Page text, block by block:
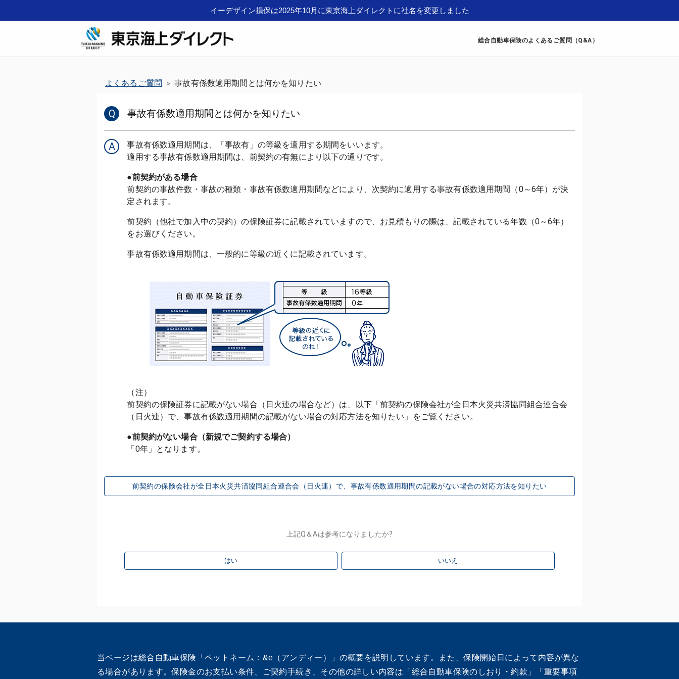
イーデザイン損保は2025年10月に東京海上ダイレクトに社名を変更しました
総合自動車保険のよくあるご質問（Q&A）
よくあるご質問 > 事故有係数適用期間とは何かを知りたい
Q 事故有係数適用期間とは何かを知りたい
A
事故有係数適用期間は、「事故有」の等級を適用する期間をいいます。
●前契約がある場合
前契約の事故件数・事故の種類・事故有係数適用期間などにより、次契約に適用する事故有係数適用期間（0～6年）が決
定されます。
前契約（他社で加入中の契約）の保険証券に記載されていますので、お見積もりの際は、記載されている年数（0～6年）
事故有係数適用期間は、一般的に等級の近くに記載されています。
（注）
前契約の保険証券に記載がない場合（日火連の場合など）は、以下「前契約の保険会社が全日本火災共済協同組合連合会
●前契約がない場合（新規でご契約する場合）
「0年」となります。
前契約の保険会社が全日本火災共済協同組合連合会（日火連）で、事故有係数適用期間の記載がない場合の対応方法を知りたい
上記Q＆Aは参考になりましたか?
はい いいえ
当ページは総合自動車保険「ペットネーム：&e（アンディー）」の概要を説明しています。また、保険開始日によって内容が異な
る場合があります。保険金のお支払い条件、ご契約手続き、その他の詳しい内容は「総合自動車保険のしおり・約款」「重要事項